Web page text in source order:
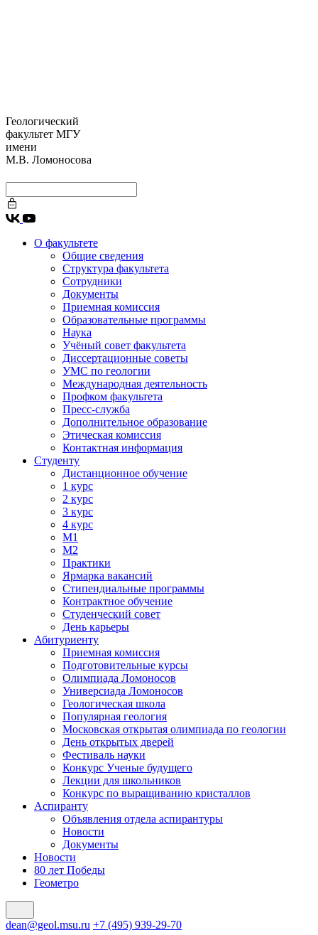
Геологический
факультет МГУ
имени
М.В. Ломоносова
О факультете
Общие сведения
Структура факультета
Сотрудники
Документы
Приемная комиссия
Образовательные программы
Наука
Учёный совет факультета
Диссертационные советы
УМС по геологии
Международная деятельность
Профком факультета
Пресс-служба
Дополнительное образование
Этическая комиссия
Контактная информация
Студенту
Дистанционное обучение
1 курс
2 курс
3 курс
4 курс
М1
М2
Практики
Ярмарка вакансий
Стипендиальные программы
Контрактное обучение
Студенческий совет
День карьеры
Абитуриенту
Приемная комиссия
Подготовительные курсы
Олимпиада Ломоносов
Универсиада Ломоносов
Геологическая школа
Популярная геология
Московская открытая олимпиада по геологии
День открытых дверей
Фестиваль науки
Конкурс Ученые будущего
Лекции для школьников
Конкурс по выращиванию кристаллов
Аспиранту
Объявления отдела аспирантуры
Новости
Документы
Новости
80 лет Победы
Геометро
dean@geol.msu.ru +7 (495) 939-29-70